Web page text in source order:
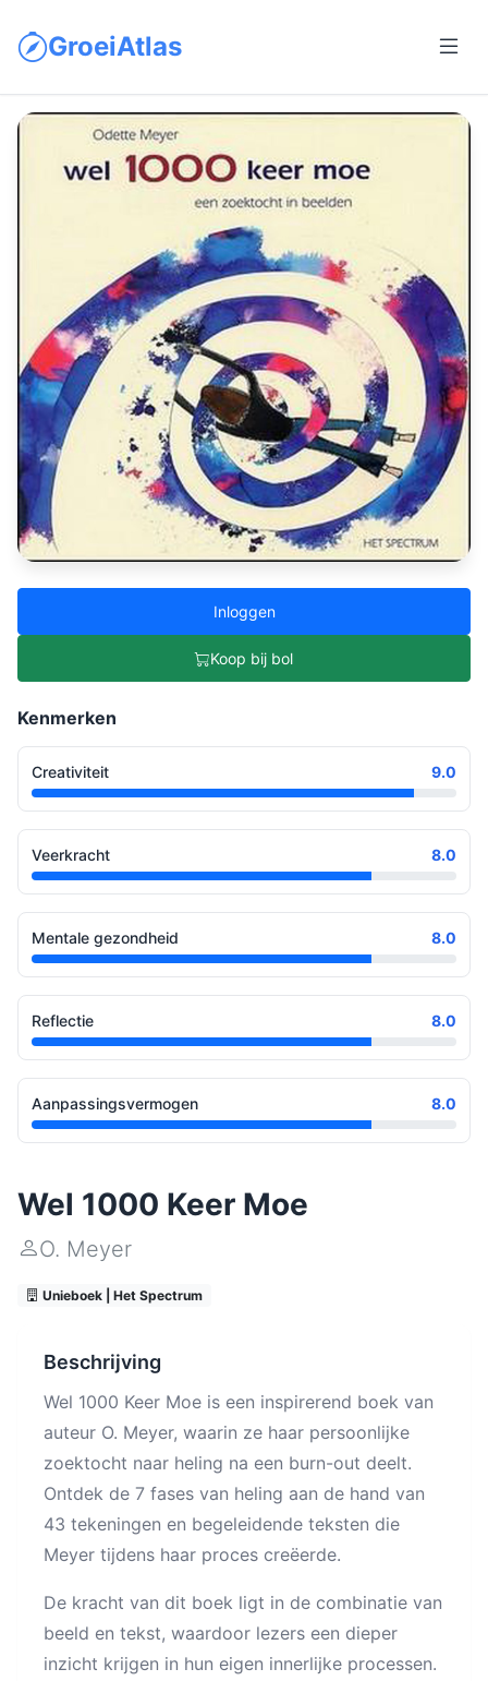
GroeiAtlas
Inloggen
Koop bij bol
Kenmerken
Creativiteit 9.0
Veerkracht 8.0
Mentale gezondheid 8.0
Reflectie 8.0
Aanpassingsvermogen 8.0
Wel 1000 Keer Moe
O. Meyer
Unieboek | Het Spectrum
Beschrijving
Wel 1000 Keer Moe is een inspirerend boek van
auteur O. Meyer, waarin ze haar persoonlijke
zoektocht naar heling na een burn-out deelt.
Ontdek de 7 fases van heling aan de hand van
43 tekeningen en begeleidende teksten die
Meyer tijdens haar proces creëerde.
De kracht van dit boek ligt in de combinatie van
beeld en tekst, waardoor lezers een dieper
inzicht krijgen in hun eigen innerlijke processen.